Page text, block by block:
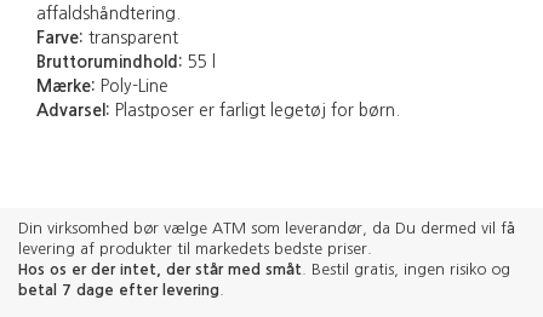
affaldshåndtering.
Farve: transparent
Bruttorumindhold: 55 l
Mærke: Poly-Line
Advarsel: Plastposer er farligt legetøj for børn.
Din virksomhed bør vælge ATM som leverandør, da Du dermed vil få
levering af produkter til markedets bedste priser.
Hos os er der intet, der står med småt . Bestil gratis, ingen risiko og
betal 7 dage efter levering